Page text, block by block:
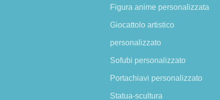
Figura anime personalizzata
Giocattolo artistico
personalizzato
Sofubi personalizzato
Portachiavi personalizzato
Statua-scultura